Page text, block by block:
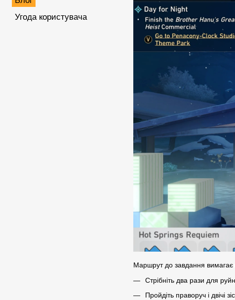
Маршрут до завдання вимагає
Стрібніть два рази для
Пройдіть праворуч і двічі
Угода користувача